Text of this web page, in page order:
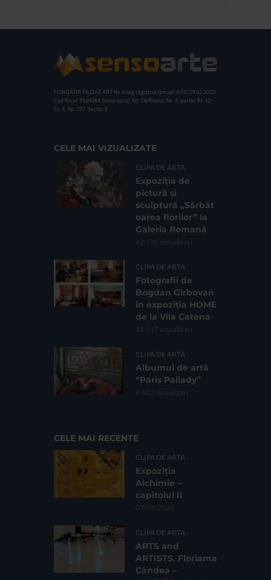
FUNDATIA FILDAS ART Nr inreg registrul special: 4 PJ/ 29.01.2013
Cod fiscal: 9164384 Sediu social: Str. Delfinului, Nr. 6, parter Bl. 42,
Sc. 4, Ap. 197, Sector 2
CELE MAI VIZUALIZATE
CLIPA DE ARTA
Expoziția de
pictură și
sculptură „Sărbăt
oarea florilor” la
Galeria Romană
62.735 vizualizari
CLIPA DE ARTA
Fotografii de
Bogdan Gîrbovan
în expoziția HOME
de la Vila Catena
16.217 vizualizari
CLIPA DE ARTA
Albumul de artă
“Paris Pallady”
6.602 vizualizari
CELE MAI RECENTE
CLIPA DE ARTA
Expoziția
Alchimie –
capitolul II
07/08/2026
CLIPA DE ARTA
ARTS and
ARTISTS. Floriama
Cândea –